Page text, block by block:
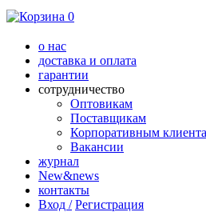
0
о нас
доставка и оплата
гарантии
сотрудничество
Оптовикам
Поставщикам
Корпоративным
Вакансии
журнал
New&news
контакты
Вход / Регистрация